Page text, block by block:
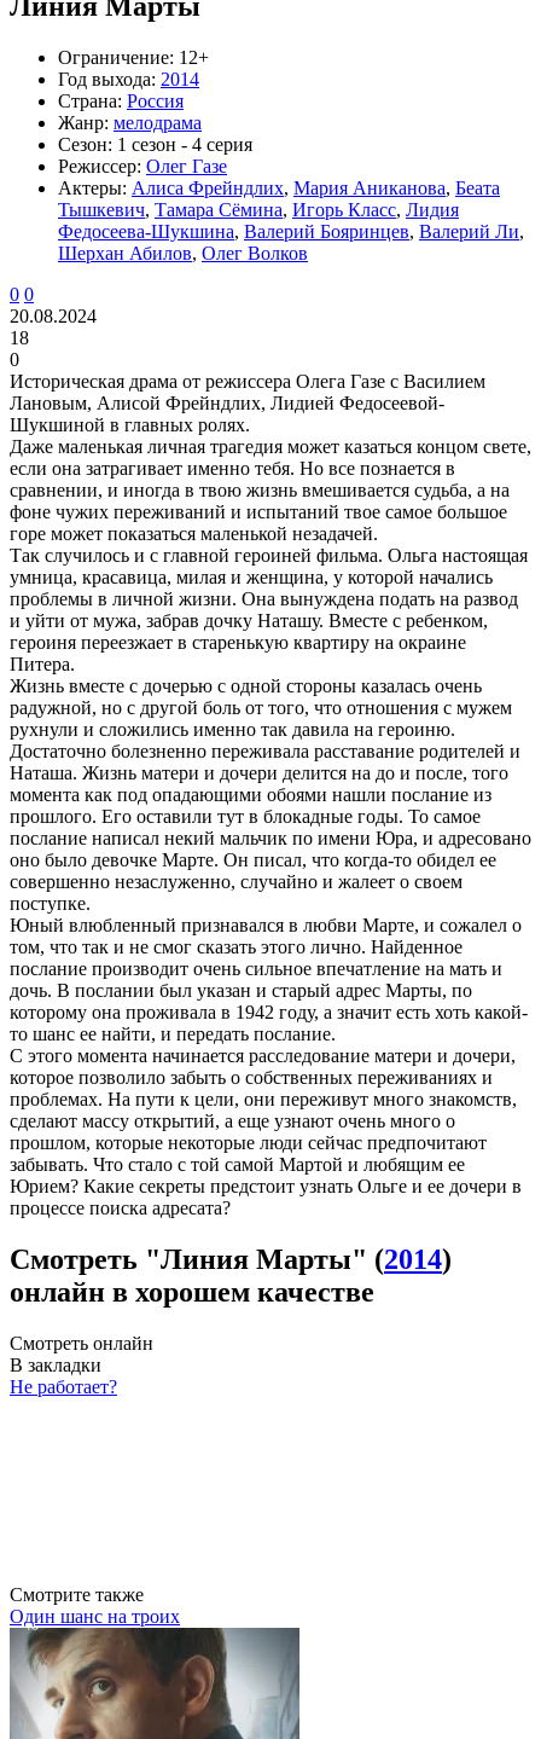
Ограничение: 12+
Год выхода: 2014
Страна: Россия
Жанр: мелодрама
Сезон: 1 сезон - 4 серия
Режиссер: Олег Газе
Актеры: Алиса Фрейндлих, Мария Аниканова, Беата
Тышкевич, Тамара Сёмина, Игорь Класс, Лидия
Федосеева-Шукшина, Валерий Бояринцев, Валерий Ли,
Шерхан Абилов, Олег Волков
0 0
20.08.2024
18
0
Историческая драма от режиссера Олега Газе с Василием
Лановым, Алисой Фрейндлих, Лидией Федосеевой-
Шукшиной в главных ролях.
Даже маленькая личная трагедия может казаться концом свете,
если она затрагивает именно тебя. Но все познается в
сравнении, и иногда в твою жизнь вмешивается судьба, а на
фоне чужих переживаний и испытаний твое самое большое
горе может показаться маленькой незадачей.
Так случилось и с главной героиней фильма. Ольга настоящая
умница, красавица, милая и женщина, у которой начались
проблемы в личной жизни. Она вынуждена подать на развод
и уйти от мужа, забрав дочку Наташу. Вместе с ребенком,
героиня переезжает в старенькую квартиру на окраине
Питера.
Жизнь вместе с дочерью с одной стороны казалась очень
радужной, но с другой боль от того, что отношения с мужем
рухнули и сложились именно так давила на героиню.
Достаточно болезненно переживала расставание родителей и
Наташа. Жизнь матери и дочери делится на до и после, того
момента как под опадающими обоями нашли послание из
прошлого. Его оставили тут в блокадные годы. То самое
послание написал некий мальчик по имени Юра, и адресовано
оно было девочке Марте. Он писал, что когда-то обидел ее
совершенно незаслуженно, случайно и жалеет о своем
поступке.
Юный влюбленный признавался в любви Марте, и сожалел о
том, что так и не смог сказать этого лично. Найденное
послание производит очень сильное впечатление на мать и
дочь. В послании был указан и старый адрес Марты, по
которому она проживала в 1942 году, а значит есть хоть какой-
то шанс ее найти, и передать послание.
С этого момента начинается расследование матери и дочери,
которое позволило забыть о собственных переживаниях и
проблемах. На пути к цели, они переживут много знакомств,
сделают массу открытий, а еще узнают очень много о
прошлом, которые некоторые люди сейчас предпочитают
забывать. Что стало с той самой Мартой и любящим ее
Юрием? Какие секреты предстоит узнать Ольге и ее дочери в
процессе поиска адресата?
Смотреть "Линия Марты" (2014)
онлайн в хорошем качестве
Смотреть онлайн
В закладки
Не работает?
Смотрите также
Один шанс на троих